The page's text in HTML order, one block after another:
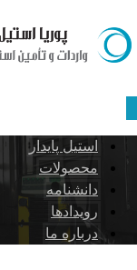
استیل پایدار
محصولات
دانشنامه
رویدادها
درباره ما